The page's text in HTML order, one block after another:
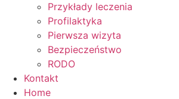
Przykłady leczenia
Profilaktyka
Pierwsza wizyta
Bezpieczeństwo
RODO
Kontakt
Home